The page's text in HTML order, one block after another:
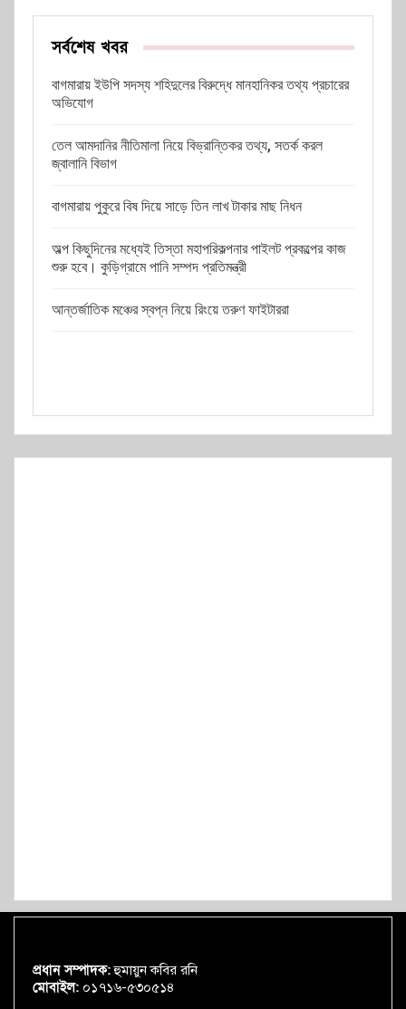
সর্বশেষ খবর
বাগমারায় ইউপি সদস্য শহিদুলের বিরুদ্ধে মানহানিকর তথ্য প্রচারের
অভিযোগ
তেল আমদানির নীতিমালা নিয়ে বিভ্রান্তিকর তথ্য, সতর্ক করল
জ্বালানি বিভাগ
বাগমারায় পুকুরে বিষ দিয়ে সাড়ে তিন লাখ টাকার মাছ নিধন
অল্প কিছুদিনের মধ্যেই তিস্তা মহাপরিকল্পনার পাইলট প্রকল্পের কাজ
শুরু হবে। কুড়িগ্রামে পানি সম্পদ প্রতিমন্ত্রী
আন্তর্জাতিক মঞ্চের স্বপ্ন নিয়ে রিংয়ে তরুণ ফাইটাররা
প্রধান সম্পাদক:হুমায়ুন কবির রনি
মোবাইল: ০১৭১৬-৫৩০৫১৪